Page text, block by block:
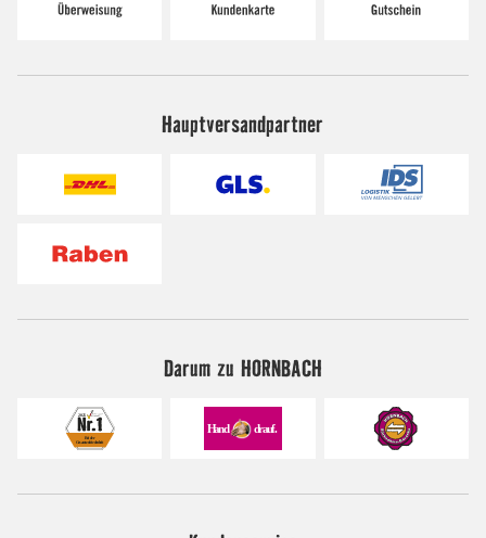
Hauptversandpartner
Darum zu HORNBACH